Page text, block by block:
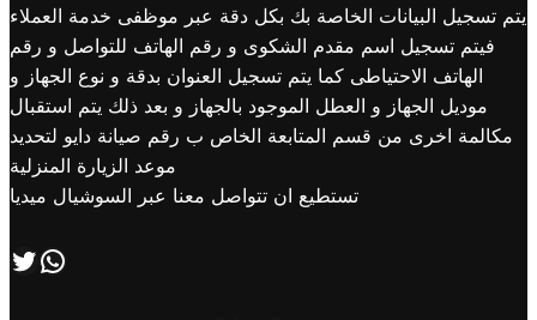
يتم تسجيل البيانات الخاصة بك بكل دقة عبر موظفى خدمة العملاء
فيتم تسجيل اسم مقدم الشكوى و رقم الهاتف للتواصل و رقم
الهاتف الاحتياطى كما يتم تسجيل العنوان بدقة و نوع الجهاز و
موديل الجهاز و العطل الموجود بالجهاز و بعد ذلك يتم استقبال
مكالمة اخرى من قسم المتابعة الخاص ب رقم صيانة دايو لتحديد
موعد الزيارة المنزلية
تستطيع ان تتواصل معنا عبر السوشيال ميديا
تابعنا علي صفحة التويتر اتصل بنا علي طريق الوتساب